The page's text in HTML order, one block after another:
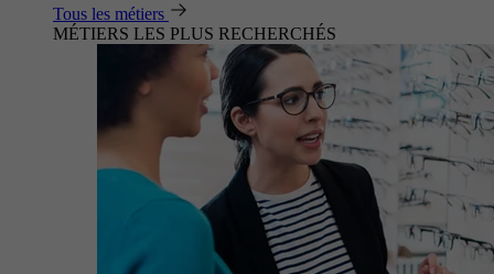
Tous les métiers
MÉTIERS LES PLUS RECHERCHÉS